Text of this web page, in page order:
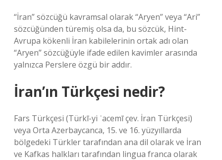
“İran” sözcüğü kavramsal olarak “Aryen” veya “Ari”
sözcüğünden türemiş olsa da, bu sözcük, Hint-
Avrupa kökenli İran kabilelerinin ortak adı olan
“Aryen” sözcüğüyle ifade edilen kavimler arasında
yalnızca Perslere özgü bir addır.
İran’ın Türkçesi nedir?
Fars Türkçesi (Türkī-yi ʿacemī çev. İran Türkçesi)
veya Orta Azerbaycanca, 15. ve 16. yüzyıllarda
bölgedeki Türkler tarafından ana dil olarak ve İran
ve Kafkas halkları tarafından lingua franca olarak